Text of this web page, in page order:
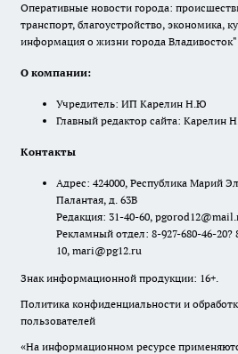
Оперативные новости города:
транспорт, благоустройство, экономика,
информация о жизни города Владивосток"
О компании:
Учредитель: ИП Карелин Н.Ю
Главный редактор сайта: Карелин
Контакты
Адрес: 424000, Республика Марий
Палантая, д. 63В
Редакция: 31-40-60,
Рекламный отдел: 8-927-680-46-20?
10, mari@pg12.ru
Знак информационной продукции: 16+.
Политика конфиденциальности и
пользователей
«На информационном ресурсе